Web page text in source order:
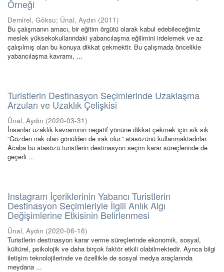
Örneği
Demirel, Göksu; Ünal, Aydın (2011)
Bu çalışmanın amacı, bir eğitim örgütü olarak kabul edebileceğimiz
meslek yüksekokullarındaki yabancılaşma eğilimini irdelemek ve az
çalışılmış olan bu konuya dikkat çekmektir. Bu çalışmada öncelikle
yabancılaşma kavramı, ...
Turistlerin Destinasyon Seçimlerinde Uzaklaşma
Arzuları ve Uzaklık Çelişkisi
Ünal, Aydın (2020-03-31)
İnsanlar uzaklık kavramının negatif yönüne dikkat çekmek için sık sık
“Gözden ırak olan gönülden de ırak olur.” atasözünü kullanmaktadırlar.
Acaba bu atasözü turistlerin destinasyon seçim karar süreçlerinde de
geçerli ...
Instagram İçeriklerinin Yabancı Turistlerin
Destinasyon Seçimleriyle İlgili Anlık Algı
Değişimlerine Etkisinin Belirlenmesi
Ünal, Aydın (2020-06-16)
Turistlerin destinasyon karar verme süreçlerinde ekonomik, sosyal,
kültürel, psikolojik ve daha birçok faktör etkili olabilmektedir. Ayrıca bilgi
iletişim teknolojilerinde ve özellikle de sosyal medya araçlarında
meydana ...